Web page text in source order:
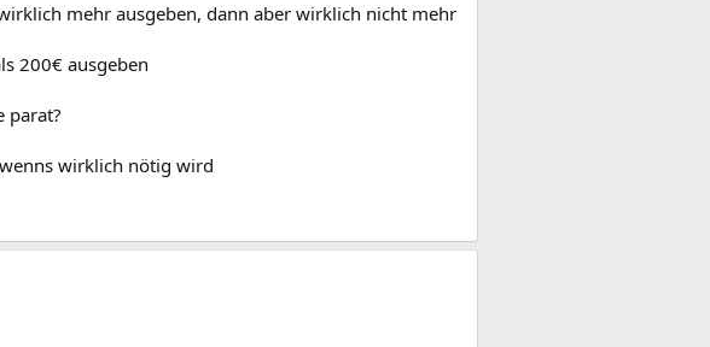
mehr ausgeben, dann aber wirklich nicht mehr
200€ ausgeben
parat?
wirklich nötig wird